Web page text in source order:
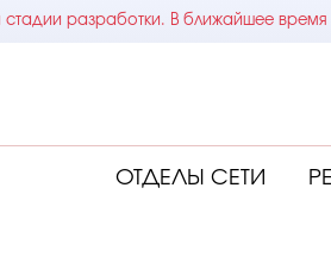
разработки. В ближайшее
ОТДЕЛЫ СЕТИ